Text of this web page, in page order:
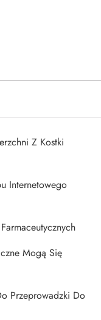
Z Kostki
Internetowego
Mogą Się
Przeprowadzki Do